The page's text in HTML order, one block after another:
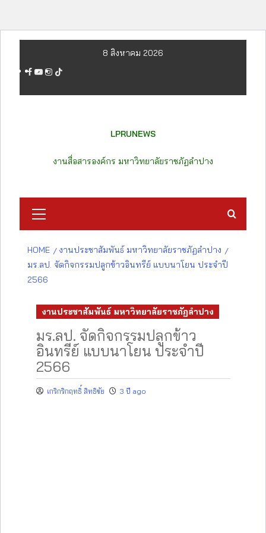
content
8 สิงหาคม 2026
facebook
youtube
instagram
tiktok
LPRUNEWS
งานสื่อสารองค์กร มหาวิทยาลัยราชภัฏลำปาง
Menu
HOME
งานประชาสัมพันธ์ มหาวิทยาลัยราชภัฏลำปาง
มร.ลป. จัดกิจกรรมปลูกข้าวอินทรีย์ แบบนาโยน ประจำปี
2566
งานประชาสัมพันธ์ มหาวิทยาลัยราชภัฏลำปาง
มร.ลป. จัดกิจกรรมปลูกข้าว
อินทรีย์ แบบนาโยน ประจำปี
2566
เกริกริกฤทธิ์ สิทธิชัย 3 ปี ago